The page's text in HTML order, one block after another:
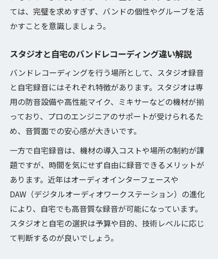
意
バンドレコーディングに最適な機材の選び
オーディオインターフェース選定の基本ポ
マイク選びで変わるバンドレコーディング
の音質
バンドレコーディングにおける機材の重要
性を解説
自作機材とレンタルのバンドレコーディン
グ比較
自分たちでできるバンドレコーディングの実践
方法
セルフバンドレコーディングの進め方と流
れを解説
自宅でのバンドレコーディングおすすめ方
ては、完璧を求めすぎず、バンドの個性やグルーブを活
かすことを意識しましょう。
スタジオと自宅のバンドレコーディング違い解説
バンドレコーディングを行う場所として、スタジオ録音
と自宅録音にはそれぞれ特徴があります。スタジオは専
用の防音設備や高性能マイク、ミキサーなどの機材が揃
っており、プロのエンジニアのサポートが受けられるた
め、音質面での安心感が大きいです。
一方で自宅録音は、機材の導入コストや場所の制約が課
題ですが、時間を気にせず自由に録音できるメリットが
あります。近年はオーディオインターフェースや
DAW（デジタルオーディオワークステーション）の進化
により、自宅でも高音質な録音が可能になっています。
スタジオと自宅の選択は予算や目的、技術レベルに応じ
て判断するのが良いでしょう。